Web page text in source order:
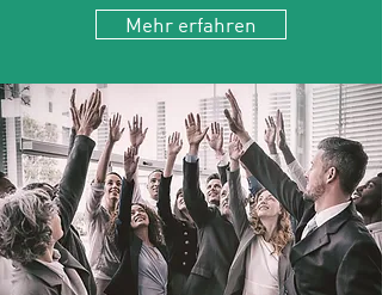
Mehr erfahren